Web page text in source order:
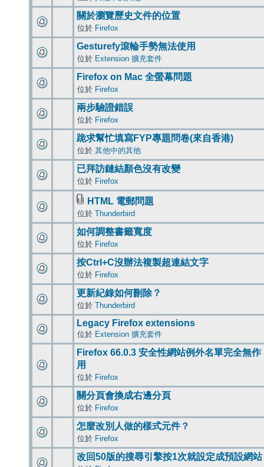
關於瀏覽歷史文件的位置
位於 Firefox
Gesturefy滾輪手勢無法使用
位於 Extension 擴充套件
Firefox on Mac 全螢幕問題
位於 Firefox
兩步驗證錯誤
位於 Firefox
跪求幫忙填寫FYP專題問卷(來自香港)
位於 其他中的其他
已拜訪鏈結顏色沒有改變
位於 Firefox
HTML 電郵問題
位於 Thunderbird
如何調整書籤寬度
位於 Firefox
按Ctrl+C沒辦法複製超連結文字
位於 Firefox
更新紀錄如何刪除？
位於 Thunderbird
Legacy Firefox extensions
位於 Extension 擴充套件
Firefox 66.0.3 安全性網站例外名單完全無作
用
位於 Firefox
關分頁會換成右邊分頁
位於 Firefox
怎麼改別人做的樣式元件？
位於 Firefox
改回50版的搜尋引擎按1次就設定成預設網站